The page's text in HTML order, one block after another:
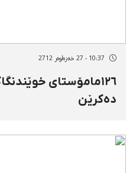
10:37 - 27 خەزەڵوەر 2712
١٢٦مامۆستای
دەکرێن